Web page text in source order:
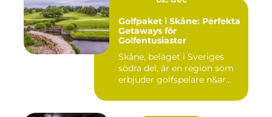
Golfpaket i Skåne: Perfekta
Getaways för
Golfentusiaster
Skåne, beläget i Sveriges
södra del, är en region som
erbjuder golfspelare n&ar...